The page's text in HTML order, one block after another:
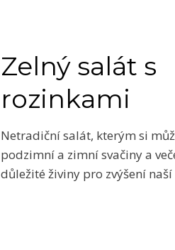
Zelný salát s
rozinkami
Netradiční salát, kterým si
podzimní a zimní svačiny a
důležité živiny pro zvýšení